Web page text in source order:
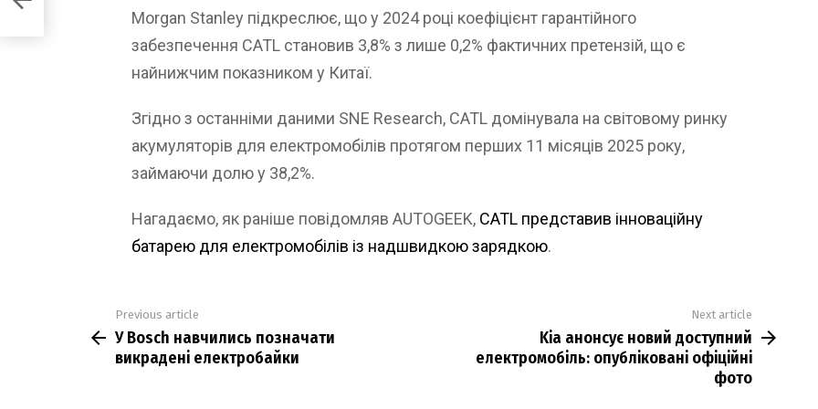
Morgan Stanley підкреслює, що у 2024 році коефіцієнт гарантійного
забезпечення CATL становив 3,8% з лише 0,2% фактичних претензій, що є
найнижчим показником у Китаї.
Згідно з останніми даними SNE Research, CATL домінувала на світовому ринку
акумуляторів для електромобілів протягом перших 11 місяців 2025 року,
займаючи долю у 38,2%.
Нагадаємо, як раніше повідомляв AUTOGEEK, CATL представив інноваційну
батарею для електромобілів із надшвидкою зарядкою.
more
Previous article
У Bosch навчились позначати
викрадені електробайки
Next article
Kia анонсує новий доступний
електромобіль: опубліковані офіційні
фото